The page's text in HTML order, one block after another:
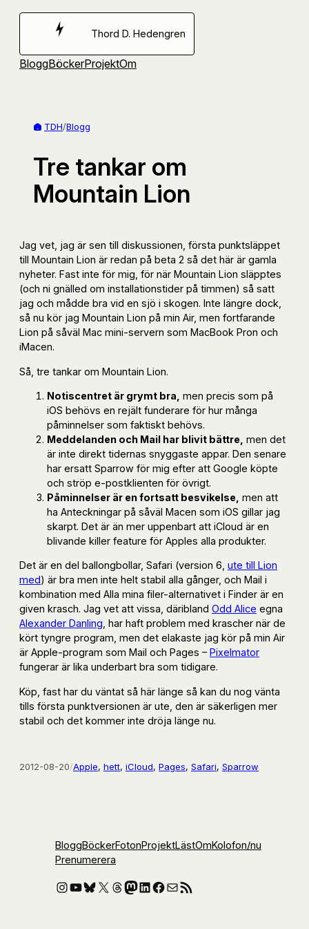
Hoppa
Thord D. Hedengren
BloggBöckerProjektOm
TDH/Blogg
Tre tankar om
Mountain Lion
Jag vet, jag är sen till diskussionen, första punktsläppet
till Mountain Lion är redan på beta 2 så det här är gamla
nyheter. Fast inte för mig, för när Mountain Lion släpptes
(och ni gnälled om installationstider på timmen) så satt
jag och mådde bra vid en sjö i skogen. Inte längre dock,
så nu kör jag Mountain Lion på min Air, men fortfarande
Lion på såväl Mac mini-servern som MacBook Pron och
iMacen.
Så, tre tankar om Mountain Lion.
Notiscentret är grymt bra, men precis som på
iOS behövs en rejält funderare för hur många
påminnelser som faktiskt behövs.
Meddelanden och Mail har blivit bättre, men det
är inte direkt tidernas snyggaste appar. Den senare
har ersatt Sparrow för mig efter att Google köpte
och ströp e-postklienten för övrigt.
Påminnelser är en fortsatt besvikelse, men att
ha Anteckningar på såväl Macen som iOS gillar jag
skarpt. Det är än mer uppenbart att iCloud är en
blivande killer feature för Apples alla produkter.
Det är en del ballongbollar, Safari (version 6, ute till Lion
med) är bra men inte helt stabil alla gånger, och Mail i
kombination med Alla mina filer-alternativet i Finder är en
given krasch. Jag vet att vissa, däribland Odd Alice egna
Alexander Danling, har haft problem med krascher när de
kört tyngre program, men det elakaste jag kör på min Air
är Apple-program som Mail och Pages – Pixelmator
fungerar är lika underbart bra som tidigare.
Köp, fast har du väntat så här länge så kan du nog vänta
tills första punktversionen är ute, den är säkerligen mer
stabil och det kommer inte dröja länge nu.
2012-08-20/Apple, hett, iCloud, Pages, Safari, Sparrow
BloggBöckerFotonProjektLästOmKolofon/nu
Prenumerera
Instagram
YouTube
Bluesky
X Threads
Mastodon
LinkedIn
Facebook
E-postRSS-flöde